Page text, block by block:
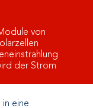
von
der Strom
eine